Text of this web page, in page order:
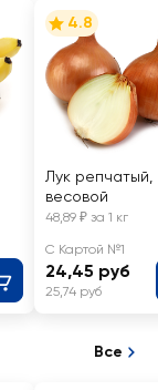
4.8
Лук репчатый,
весовой
48,89 ₽ за 1 кг
С Картой №1
24,45 руб
25,74 руб
Все